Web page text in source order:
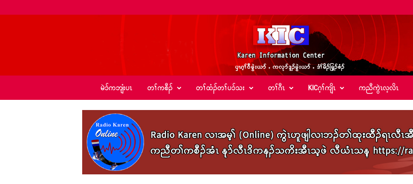
အဲ
မဲၥ်ကဘျံးပၤ တၢ်ကစီၣ် တၢ်ထံၣ်တၢ်ပၥ်သး တၢ်ဂီၤ KICဂ့ၢ်ကျိၤ ကညီကွဲၤလ့လိၤ